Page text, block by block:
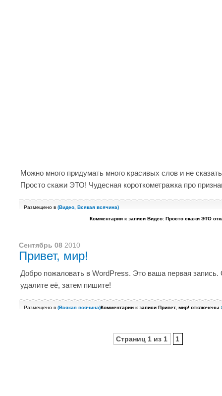
Можно много придумать много красивых слов и не сказать
Просто скажи ЭТО! Чудесная короткометражка про
Размещено в (Видео Всякая всячина)
Комментарии к записи Видео: Просто скажи ЭТО
Сентябрь 08 2010
Привет, мир!
Добро пожаловать в WordPress. Это ваша первая запись.
удалите её, затем пишите!
Размещено в (Всякая всячина)Комментарии к записи Привет, мир! отключены
Страниц 1 из 1 1